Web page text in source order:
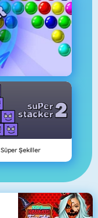
Süper Şekiller